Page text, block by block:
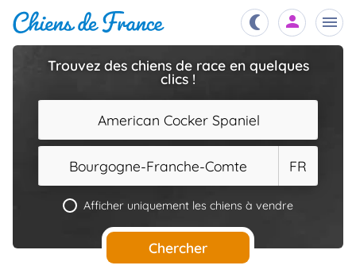
Trouvez des chiens de race en quelques
clics !
American Cocker Spaniel
Bourgogne-Franche-Comte FR
Afficher uniquement les chiens à vendre
Chercher